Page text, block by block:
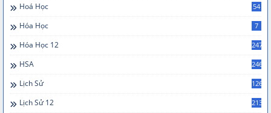
Hoá Học 54
Hóa Học 7
Hóa Học 12 247
HSA 246
Lịch Sử 126
Lịch Sử 12 213